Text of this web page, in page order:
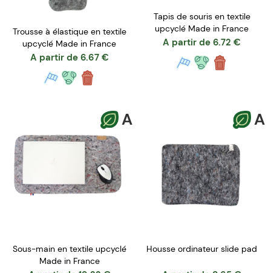
Trousse à élastique en textile
upcyclé Made in France
A partir de 6.67 €
Tapis de souris en textile
upcyclé Made in France
A partir de 6.72 €
A
Sous-main en textile upcyclé
Made in France
A
Housse ordinateur slide pad